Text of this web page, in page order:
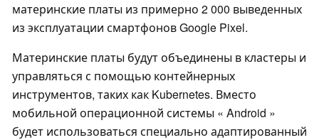
материнские платы из примерно 2 000 выведенных
из эксплуатации смартфонов Google Pixel.
Материнские платы будут объединены в кластеры и
управляться с помощью контейнерных
инструментов, таких как Kubernetes. Вместо
мобильной операционной системы « Android »
будет использоваться специально адаптированный